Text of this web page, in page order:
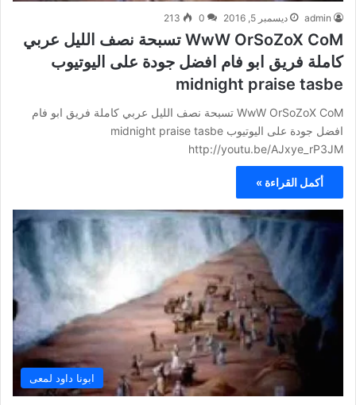
admin ديسمبر 5, 2016 0
213
WwW OrSoZoX CoM تسبحة نصف الليل عربي
كاملة فريق ابو فام افضل جودة على اليوتيوب
midnight praise tasbe
WwW OrSoZoX CoM تسبحة نصف الليل عربي كاملة فريق ابو فام
افضل جودة على اليوتيوب midnight praise tasbe
http://youtu.be/AJxye_rP3JM
أكمل القراءة »
ابونا داود لمعى